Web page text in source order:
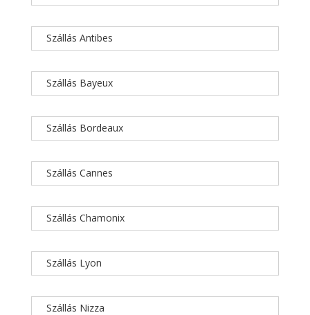
Szállás Antibes
Szállás Bayeux
Szállás Bordeaux
Szállás Cannes
Szállás Chamonix
Szállás Lyon
Szállás Nizza